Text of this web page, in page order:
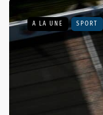
A LA UNE SPORT